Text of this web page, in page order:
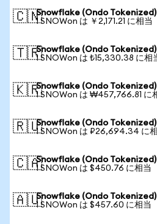
🇨🇳Snowflake (Ondo Tokenized)
1 SNOWon は ￥2,171.21 に相当
🇹🇷Snowflake (Ondo Tokenized)
1 SNOWon は ₺15,330.38 に相
🇰🇷Snowflake (Ondo Tokenized)
1 SNOWon は ₩457,766.81 に
🇷🇺Snowflake (Ondo Tokenized)
1 SNOWon は ₽26,694.34 に
🇨🇦Snowflake (Ondo Tokenized)
1 SNOWon は $450.76 に相当
🇦🇺Snowflake (Ondo Tokenized)
1 SNOWon は $457.60 に相当